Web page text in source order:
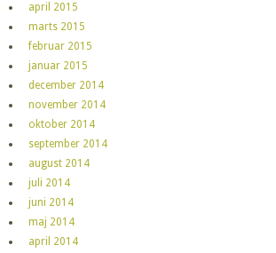
april 2015
marts 2015
februar 2015
januar 2015
december 2014
november 2014
oktober 2014
september 2014
august 2014
juli 2014
juni 2014
maj 2014
april 2014